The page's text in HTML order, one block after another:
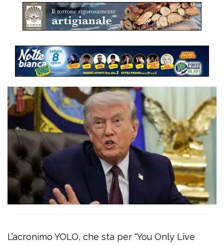
L’acronimo YOLO, che sta per “You Only Live